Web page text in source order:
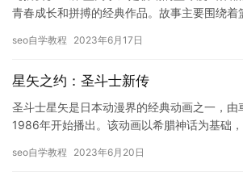
青春成长和拼搏的经典作品。故事主要围绕着
性。…
seo自学教程 2023年6月17日
星矢之约：圣斗士新传
圣斗士星矢是日本动漫界的经典动画之一，由
1986年开始播出。该动画以希腊神话为基础
间的…
seo自学教程 2023年6月20日